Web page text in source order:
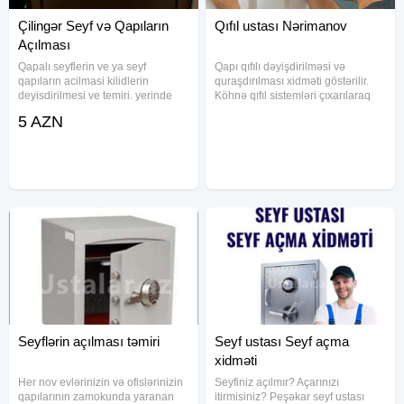
Çilingər Seyf və Qapıların
Açılması
Qapalı seyflerin ve ya seyf
qapıların acilmasi kilidlerin
deyisdirilmesi ve temiri. yerinde
ustasi, acar ustasi, kilid ustasi seyf
5 AZN
Qıfıl ustası Nərimanov
Qapı qıfılı dəyişdirilməsi və
quraşdırılması xidməti göstərilir.
Köhnə qıfıl sistemləri çıxarılaraq
Seyflərin açılması təmiri
Her nov evlərinizin və ofislərinizin
qapılarının zamokunda yaranan
Seyf ustası Seyf açma
xidməti
Seyfiniz açılmır? Açarınızı
itirmisiniz? Peşəkar seyf ustası